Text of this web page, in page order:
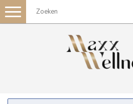
Toggle
navigation